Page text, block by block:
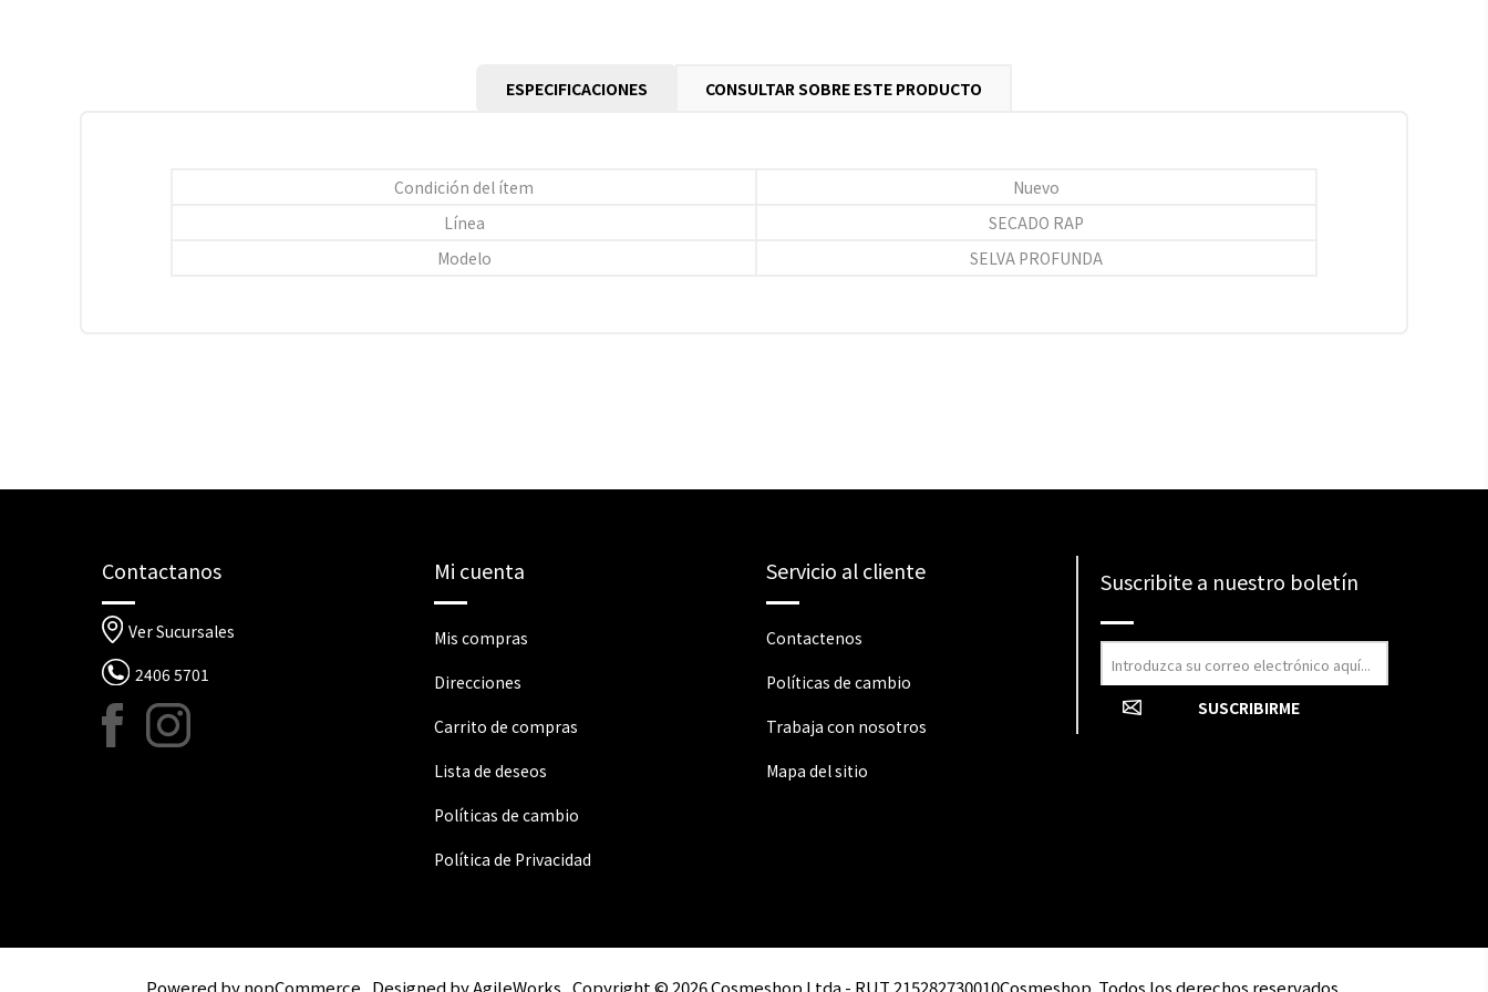
ESPECIFICACIONES CONSULTAR SOBRE ESTE PRODUCTO
Condición del ítem
Nuevo
Línea
SECADO RAP
Modelo
SELVA PROFUNDA
Contactanos
Ver Sucursales
2406 5701
Mi cuenta
Mis compras
Direcciones
Carrito de compras
Lista de deseos
Políticas de cambio
Política de Privacidad
Servicio al cliente
Contactenos
Políticas de cambio
Trabaja con nosotros
Mapa del sitio
Suscribite a nuestro boletín
Powered bynopCommerce Designed byAgileWorks Copyright © 2026 Cosmeshop Ltda - RUT 215282730010Cosmeshop. Todos los derechos reservados.